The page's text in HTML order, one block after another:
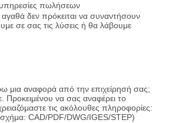
πωλήσεων
δεν πρόκειται να συναντήσουν
σε σας τις λύσεις ή θα λάβουμε
αναφορά από την επιχείρησή σας;
Προκειμένου να σας αναφέρει το
τις ακόλουθες πληροφορίες:
CAD/PDF/DWG/IGES/STEP)